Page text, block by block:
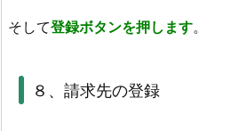
そして登録ボタンを押します。
８、請求先の登録